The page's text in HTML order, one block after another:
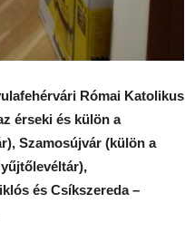
Római Katolikus
érseki és külön a
Szamosújvár (külön a
és Csíkszereda –